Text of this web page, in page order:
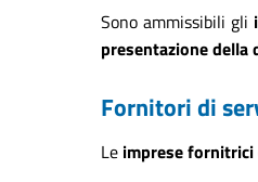
Sono ammissibili gli
presentazione
Fornitori di
Le imprese fornitrici